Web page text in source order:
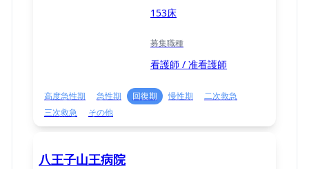
153床
募集職種
看護師 / 准看護師
高度急性期 急性期 回復期 慢性期
二次救急
三次救急
その他
八王子山王病院